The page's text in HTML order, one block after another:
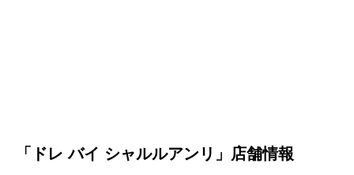
「ドレ バイ シャルルアンリ」店舗情報